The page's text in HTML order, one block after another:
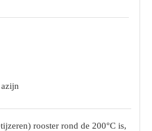
rooster rond de 200°C is,